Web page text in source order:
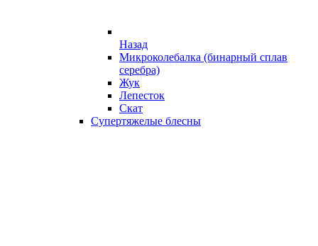
Назад
Микроколебалка (бинарный сплав
серебра)
Жук
Лепесток
Скат
Супертяжелые блесны